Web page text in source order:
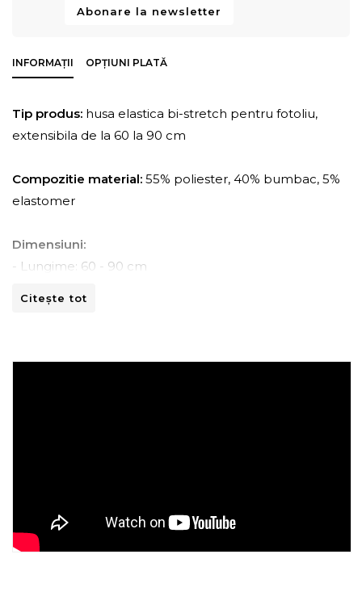
Abonare la newsletter
INFORMAȚII OPȚIUNI PLATĂ
Tip produs: husa elastica bi-stretch pentru fotoliu,
extensibila de la 60 la 90 cm
Compozitie material: 55% poliester, 40% bumbac, 5%
elastomer
Dimensiuni:
- Lungime: 60 - 90 cm
- Inaltime: 90 -100 cm
solare.
- Evitati contactul direct cu benzi de fixare automata
Citește tot